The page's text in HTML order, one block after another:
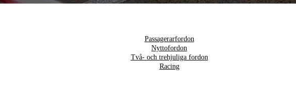
Passagerarfordon
Nyttofordon
Två- och trehjuliga fordon
Racing